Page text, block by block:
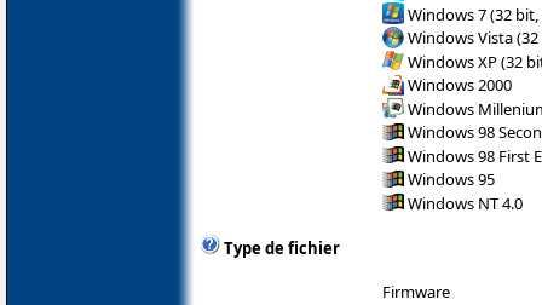
Windows 7 (32 bit,
Windows Vista
Windows XP (32
Windows 2000
Windows
Windows 98
Windows 98 First
Windows 95
Windows NT 4.0
Type de fichier
Firmware